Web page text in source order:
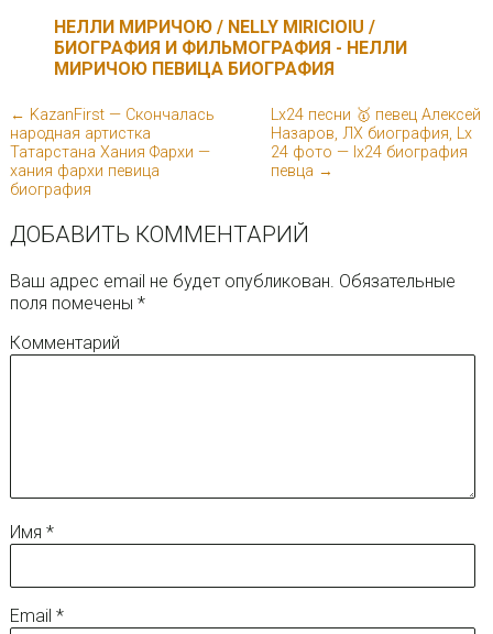
НЕЛЛИ МИРИЧОЮ / NELLY MIRICIOIU /
БИОГРАФИЯ И ФИЛЬМОГРАФИЯ - НЕЛЛИ
МИРИЧОЮ ПЕВИЦА БИОГРАФИЯ
← KazanFirst — Скончалась
народная артистка
Татарстана Хания Фархи —
хания фархи певица
биография
Lx24 песни 🥇 певец Алексей
Назаров, ЛХ биография, Lx
24 фото — lx24 биография
певца →
ДОБАВИТЬ КОММЕНТАРИЙ
Ваш адрес email не будет опубликован. Обязательные
поля помечены *
Комментарий
Имя *
Email *